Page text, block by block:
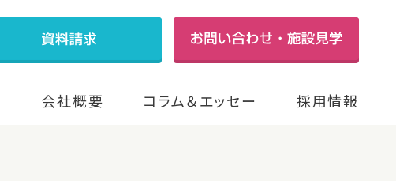
会社概要 コラム＆エッセー 採用情報